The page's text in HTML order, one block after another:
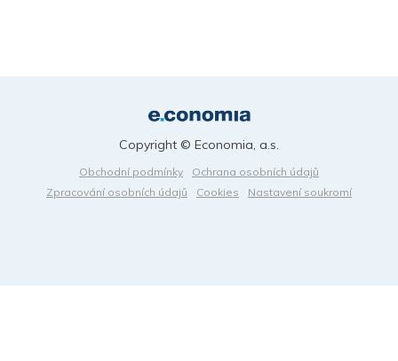
Obchodní podmínky
Ochrana osobních údajů
Zpracování osobních údajů
Cookies Nastavení soukromí
Copyright © Economia, a.s.